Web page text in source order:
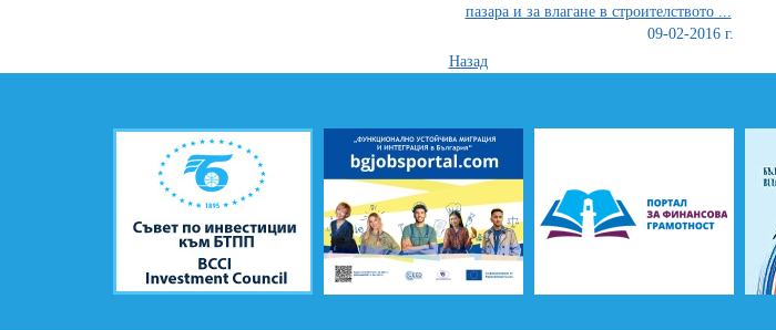
пазара и за влагане в строителството ...
09-02-2016 г.
Назад